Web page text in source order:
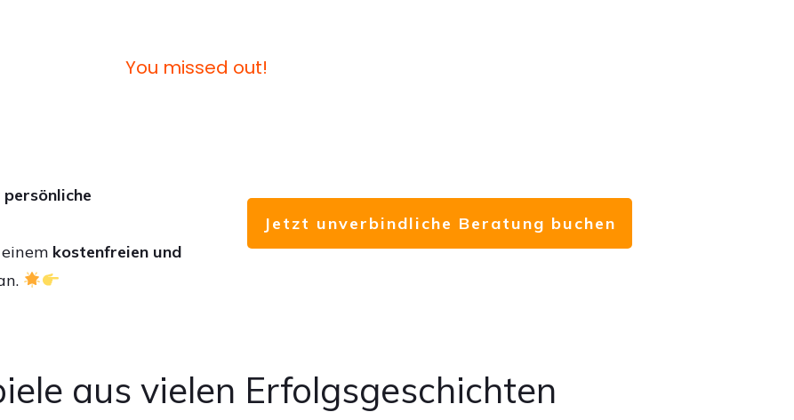
You missed out!
persönliche
kostenfreien und
Jetzt unverbindliche Beratung buchen
aus vielen Erfolgsgeschichten